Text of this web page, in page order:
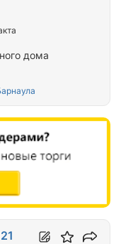
дома